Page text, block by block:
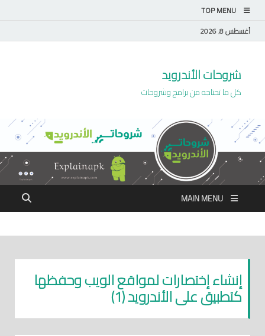
TOP MENU
أغسطس 8, 2026
شروحات الأندرويد
كل ما تحتاجه من برامج وشروحات
MAIN MENU
إنشاء إختصارات لمواقع الويب وحفظها
كتطبيق على الأندرويد (1)